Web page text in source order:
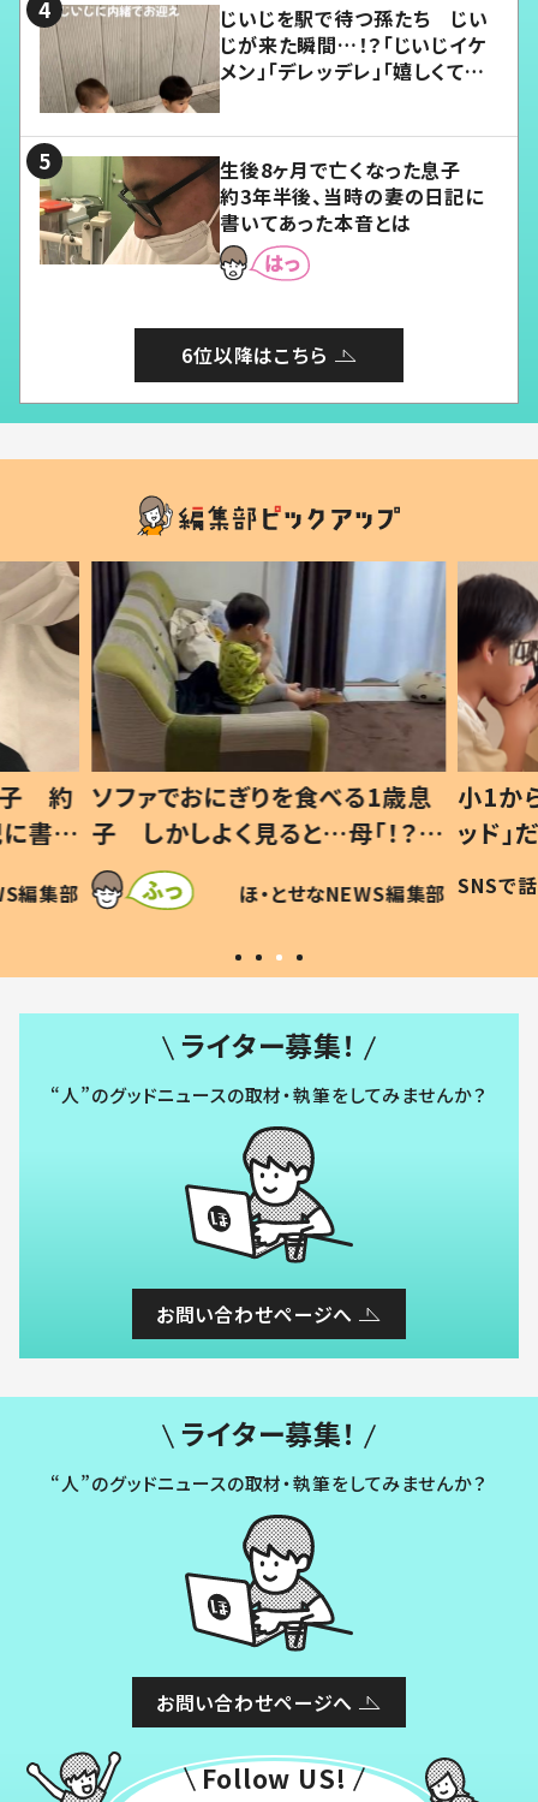
じいじを駅で待つ孫たち じい
じが来た瞬間…！？「じいじイケ
メン」「デレッデレ」「嬉しくて可
生後8ヶ月で亡くなった息子
約3年半後、当時の妻の日記に
書いてあった本音とは
6位以降はこちら
歳息
？」
編集部
小1から不登校、息子は「ギフテ
ッド」だった 父が“ウチ給食”を
作り続ける理由とは #令和の親
#令和の子
SNSで話題 ほ・とせなNEWS編集部
ひ孫
が、抱
「涙
い」
ライター募集！
“人”のグッドニュースの取材・執筆をしてみませんか？
お問い合わせページへ
ライター募集！
“人”のグッドニュースの取材・執筆をしてみませんか？
お問い合わせページへ
Follow US!